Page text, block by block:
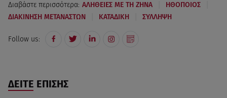
Διαβάστε περισσότερα: ΑΛΗΘΕΙΕΣ ΜΕ ΤΗ ΖΗΝΑ ΗΘΟΠΟΙΟΣ
ΔΙΑΚΙΝΗΣΗ ΜΕΤΑΝΑΣΤΩΝ ΚΑΤΑΔΙΚΗ ΣΥΛΛΗΨΗ
Follow us:
ΔΕΙΤΕ ΕΠΙΣΗΣ